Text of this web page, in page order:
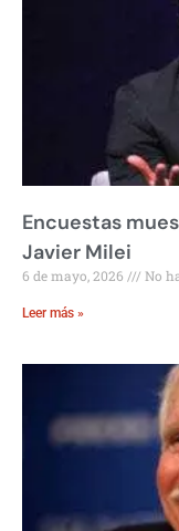
Encuestas
Javier Milei
6 de mayo, 2026 No
Leer más »